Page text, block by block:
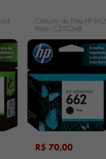
Cartucho de Tinta HP 662
Preto - CZ103AB
R$ 70,00